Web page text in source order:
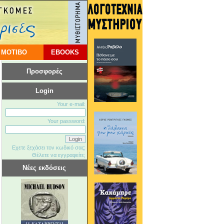
EBOOKS
Προσφορές
Login
Your e-mail:
Your password:
Εχετε ξεχάσει τον κωδικό σας;
Θέλετε να εγγραφείτε;
Νέες εκδόσεις